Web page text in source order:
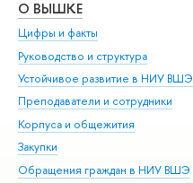
О ВЫШКЕ
Цифры и факты
Руководство и структура
Устойчивое развитие в НИУ ВШЭ
Преподаватели и сотрудники
Корпуса и общежития
Закупки
Обращения граждан в НИУ ВШЭ